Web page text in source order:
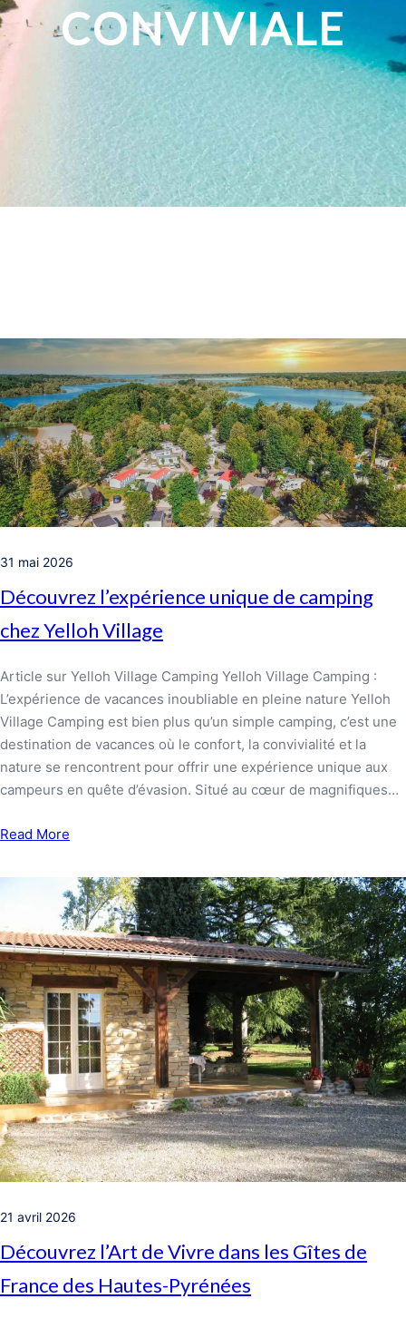
CONVIVIALE
31 mai 2026
Découvrez l’expérience unique de camping
chez Yelloh Village
Article sur Yelloh Village Camping Yelloh Village Camping :
L’expérience de vacances inoubliable en pleine nature Yelloh
Village Camping est bien plus qu’un simple camping, c’est une
destination de vacances où le confort, la convivialité et la
nature se rencontrent pour offrir une expérience unique aux
campeurs en quête d’évasion. Situé au cœur de magnifiques…
Read More
21 avril 2026
Découvrez l’Art de Vivre dans les Gîtes de
France des Hautes-Pyrénées